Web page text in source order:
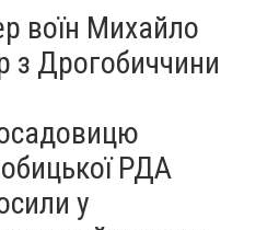
воїн Михайло
з Дрогобиччини
РДА
у